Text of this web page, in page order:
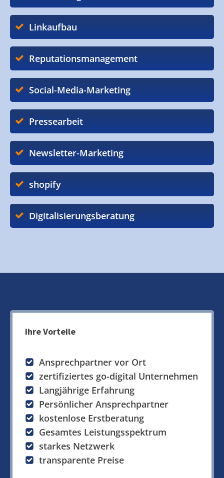
Linkaufbau
Reputationsmanagement
Social-Media-Marketing
Pressearbeit
Newsletter-Marketing
shopify
Digitalisierungsberatung
Ihre Vorteile
Ansprechpartner vor Ort
zertifiziertes go-digital Unternehmen
Langjährige Erfahrung
Persönlicher Ansprechpartner
kostenlose Erstberatung
Gesamtes Leistungsspektrum
starkes Netzwerk
transparente Preise